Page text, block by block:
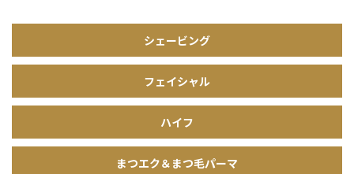
シェービング
フェイシャル
ハイフ
まつエク＆まつ毛パーマ